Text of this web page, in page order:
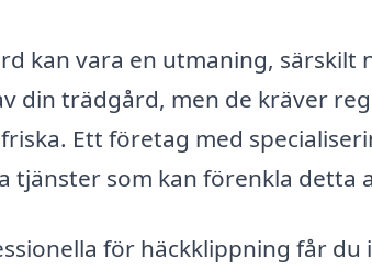
kan vara en utmaning, särskilt
din trädgård, men de kräver
Ett företag med
tjänster som kan förenkla detta
för häckklippning får du